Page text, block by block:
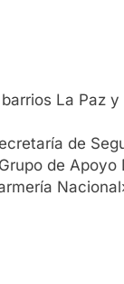
La Paz y
de
de Apoyo